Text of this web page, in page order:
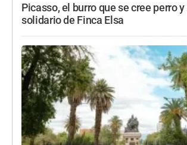
Picasso, el burro que se cree perro
solidario de Finca Elsa